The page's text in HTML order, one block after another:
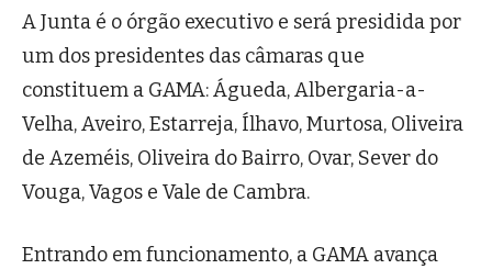
A Junta é o órgão executivo e será presidida por
um dos presidentes das câmaras que
constituem a GAMA: Águeda, Albergaria-a-
Velha, Aveiro, Estarreja, Ílhavo, Murtosa, Oliveira
de Azeméis, Oliveira do Bairro, Ovar, Sever do
Vouga, Vagos e Vale de Cambra.
Entrando em funcionamento, a GAMA avança